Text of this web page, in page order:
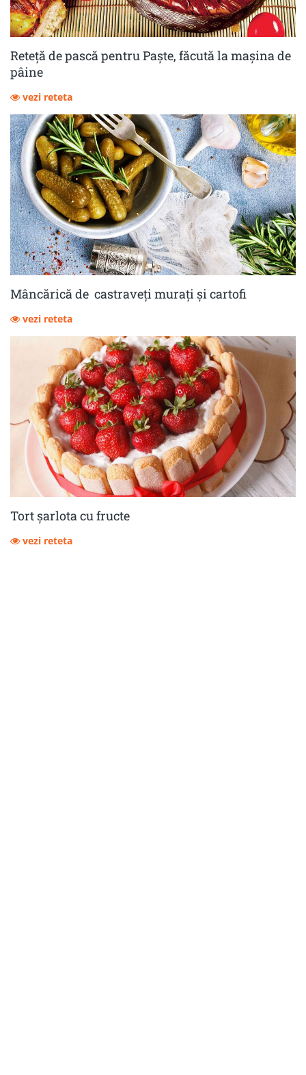
Reteță de pască pentru Paște, făcută la mașina de
pâine
vezi reteta
Mâncărică de castraveţi muraţi şi cartofi
vezi reteta
Tort șarlota cu fructe
vezi reteta